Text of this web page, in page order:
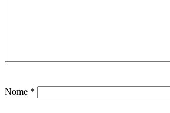
Nome *